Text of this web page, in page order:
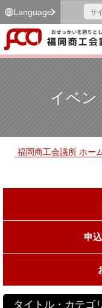
Language
イベン
福岡商工会議所 ホー
申